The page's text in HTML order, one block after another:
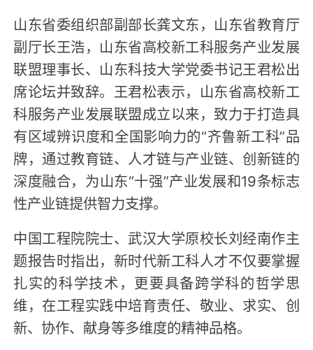
山东省委组织部副部长龚文东，山东省教育厅
副厅长王浩，山东省高校新工科服务产业发展
联盟理事长、山东科技大学党委书记王君松出
席论坛并致辞。王君松表示，山东省高校新工
科服务产业发展联盟成立以来，致力于打造具
有区域辨识度和全国影响力的“齐鲁新工科”品
牌，通过教育链、人才链与产业链、创新链的
深度融合，为山东“十强”产业发展和19条标志
性产业链提供智力支撑。
中国工程院院士、武汉大学原校长刘经南作主
题报告时指出，新时代新工科人才不仅要掌握
扎实的科学技术，更要具备跨学科的哲学思
维，在工程实践中培育责任、敬业、求实、创
新、协作、献身等多维度的精神品格。